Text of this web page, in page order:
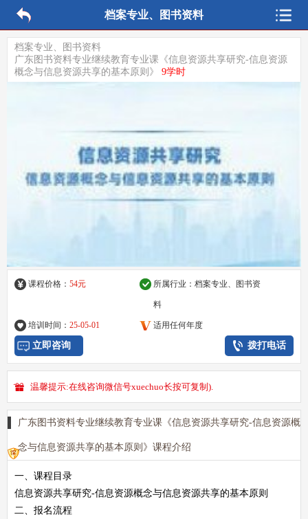
档案专业、图书资料
档案专业、图书资料
广东图书资料专业继续教育专业课《信息资源共享研究-信息资源
概念与信息资源共享的基本原则》 9学时
课程价格： 54元 所属行业：档案专业、图书资
料
培训时间： 25-05-01 适用任何年度
立即咨询 拨打电话
温馨提示:在线咨询微信号xuechuo长按可复制).
广东图书资料专业继续教育专业课《信息资源共享研究-信息资源概
念与信息资源共享的基本原则》课程介绍
一、课程目录
信息资源共享研究-信息资源概念与信息资源共享的基本原则
二、报名流程